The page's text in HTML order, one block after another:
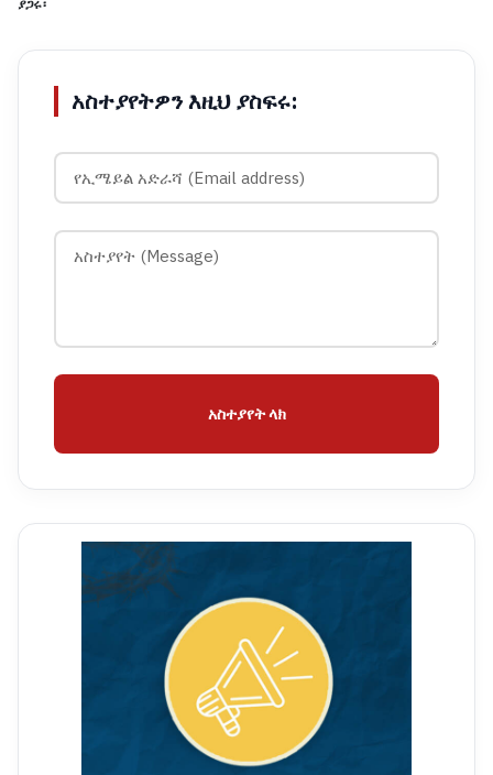
ያጋሩ፡
አስተያየትዎን እዚህ ያስፍሩ:
አስተያየት ላክ